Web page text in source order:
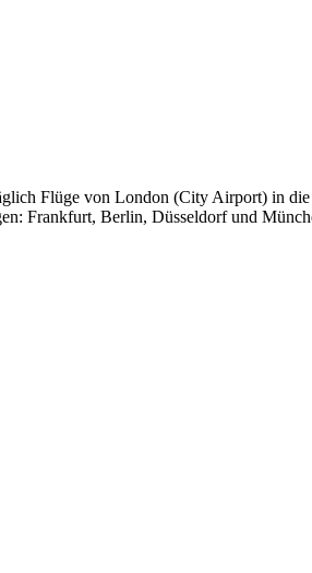
Flüge von London (City Airport) in
Frankfurt, Berlin, Düsseldorf und